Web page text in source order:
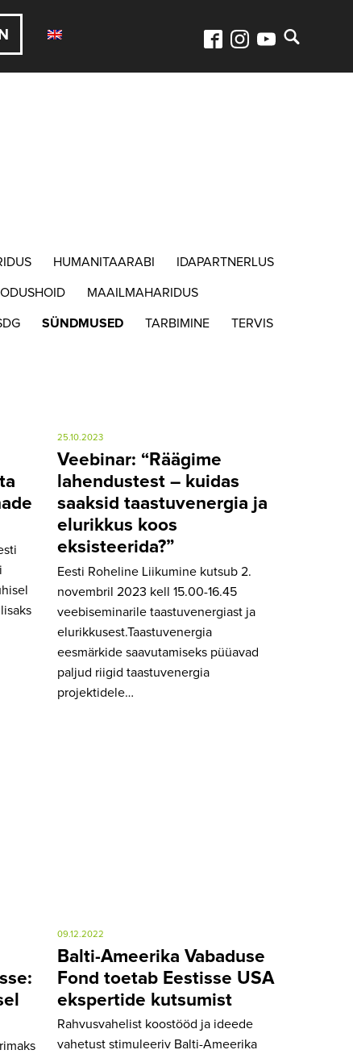
HUMANITAARABI IDAPARTNERLUS
MAAILMAHARIDUS
SÜNDMUSED TARBIMINE TERVIS
25.10.2023
Veebinar: “Räägime
lahendustest – kuidas
saaksid taastuvenergia ja
elurikkus koos
eksisteerida?”
Eesti Roheline Liikumine kutsub 2.
novembril 2023 kell 15.00-16.45
veebiseminarile taastuvenergiast ja
elurikkusest.Taastuvenergia
eesmärkide saavutamiseks püüavad
paljud riigid taastuvenergia
projektidele…
09.12.2022
Balti-Ameerika Vabaduse
Fond toetab Eestisse USA
ekspertide kutsumist
Rahvusvahelist koostööd ja ideede
vahetust stimuleeriv Balti-Ameerika